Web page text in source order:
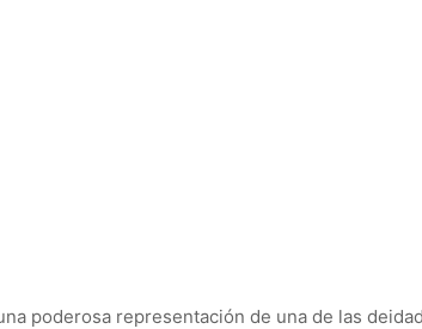
poderosa representación de una de las